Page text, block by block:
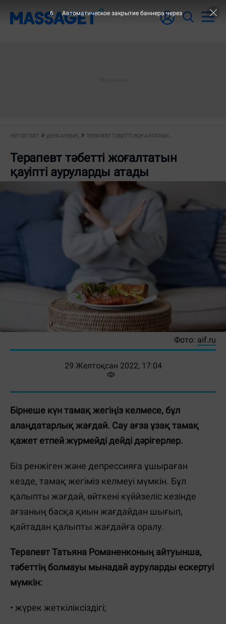
НЕГІЗГІ БЕТ ДЕНСАУЛЫҚ ТЕРАПЕВТ ТӘБЕТТІ ЖОҒАЛТАТЫН...
Терапевт тәбетті жоғалтатын
қауіпті ауруларды атады
Фото: aif.ru
29 Желтоқсан 2022, 17:04
Бірнеше күн тамақ жегіңіз келмесе, бұл
алаңдатарлық жағдай. Сау ағза ұзақ тамақ
қажет етпей жүрмейді дейді дәрігерлер.
Біз ренжіген және депрессияға ұшыраған
кезде, тамақ жегіміз келмеуі мүмкін. Бұл
қалыпты жағдай, өйткені күййзеліс кезінде
ағзаның басқа қиын жағдайдан шығып,
қайтадан қалыпты жағдайға оралу.
Терапевт Татьяна Романенконың айтуынша,
тәбеттің болмауы мынадай ауруларды ескертуі
мүмкін:
• жүрек жеткіліксіздігі;
5 Автоматическое закрытие баннера через